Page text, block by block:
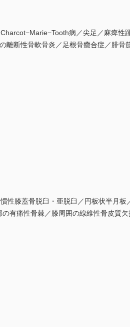
病／尖足／麻痺性
断性骨軟骨炎／足根骨癒合症／腓骨
性膝蓋骨脱臼・亜脱臼／円板状半月板
有痛性骨棘／膝周囲の線維性骨皮質